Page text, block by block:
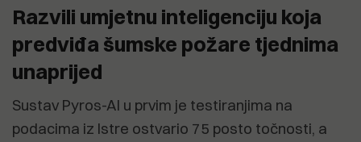
Razvili umjetnu inteligenciju koja
predviđa šumske požare tjednima
unaprijed
Sustav Pyros-AI u prvim je testiranjima na
podacima iz Istre ostvario 75 posto točnosti, a